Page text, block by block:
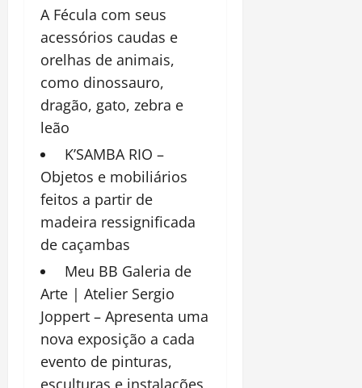
A Fécula com seus
acessórios caudas e
orelhas de animais,
como dinossauro,
dragão, gato, zebra e
leão
K’SAMBA RIO –
Objetos e mobiliários
feitos a partir de
madeira ressignificada
de caçambas
Meu BB Galeria de
Arte | Atelier Sergio
Joppert – Apresenta uma
nova exposição a cada
evento de pinturas,